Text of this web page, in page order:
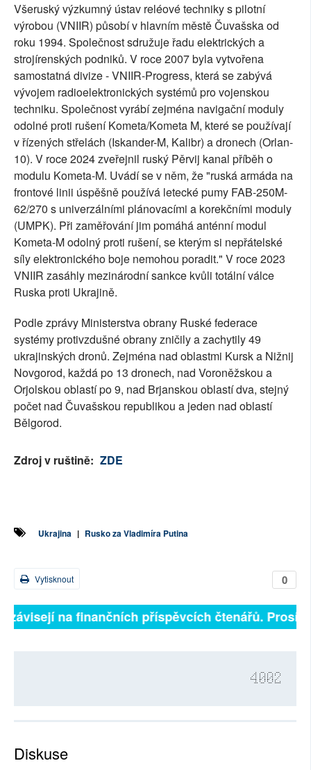
Všeruský výzkumný ústav reléové techniky s pilotní
výrobou (VNIIR) působí v hlavním městě Čuvašska od
roku 1994. Společnost sdružuje řadu elektrických a
strojírenských podniků. V roce 2007 byla vytvořena
samostatná divize - VNIIR-Progress, která se zabývá
vývojem radioelektronických systémů pro vojenskou
techniku. Společnost vyrábí zejména navigační moduly
odolné proti rušení Kometa/Kometa M, které se používají
v řízených střelách (Iskander-M, Kalibr) a dronech (Orlan-
10). V roce 2024 zveřejnil ruský Pěrvij kanal příběh o
modulu Kometa-M. Uvádí se v něm, že "ruská armáda na
frontové linii úspěšně používá letecké pumy FAB-250M-
62/270 s univerzálními plánovacími a korekčními moduly
(UMPK). Při zaměřování jim pomáhá anténní modul
Kometa-M odolný proti rušení, se kterým si nepřátelské
síly elektronického boje nemohou poradit." V roce 2023
VNIIR zasáhly mezinárodní sankce kvůli totální válce
Ruska proti Ukrajině.
Podle zprávy Ministerstva obrany Ruské federace
systémy protivzdušné obrany zničily a zachytily 49
ukrajinských dronů. Zejména nad oblastmi Kursk a Nižnij
Novgorod, každá po 13 dronech, nad Voroněžskou a
Orjolskou oblastí po 9, nad Brjanskou oblastí dva, stejný
počet nad Čuvašskou republikou a jeden nad oblastí
Bělgorod.
Zdroj v ruštině: ZDE
Ukrajina | Rusko za Vladimíra Putina
0
Vytisknout
na finančních příspěvcích čtenářů.
4002
Diskuse